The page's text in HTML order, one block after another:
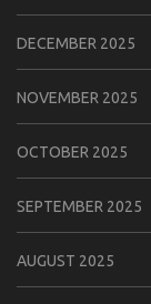
DECEMBER 2025
NOVEMBER 2025
OCTOBER 2025
SEPTEMBER 2025
AUGUST 2025